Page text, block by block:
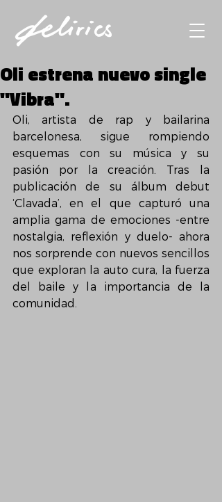
Oli estrena nuevo single
"Vibra".
Oli, artista de rap y bailarina
barcelonesa, sigue rompiendo
esquemas con su música y su
pasión por la creación. Tras la
publicación de su álbum debut
‘Clavada’, en el que capturó una
amplia gama de emociones -entre
nostalgia, reflexión y duelo- ahora
nos sorprende con nuevos sencillos
que exploran la auto cura, la fuerza
del baile y la importancia de la
comunidad.